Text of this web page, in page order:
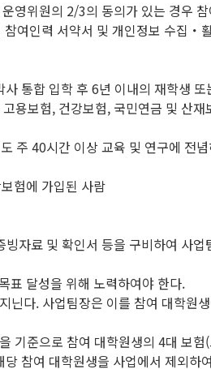
영위원의 2/3의 동의가 있는 경우
여인력 서약서 및 개인정보 수집・
통합 입학 후 6년 이내의 재학생 또
보험, 건강보험, 국민연금 및 산재
주 40시간 이상 교육 및 연구에 전
험에 가입된 사람
자료 및 확인서 등을 구비하여 사
표 달성을 위해 노력하여야 한다.
다. 사업팀장은 이를 참여 대학원생
준으로 참여 대학원생의 4대 보험(
참여 대학원생을 사업에서 제외하